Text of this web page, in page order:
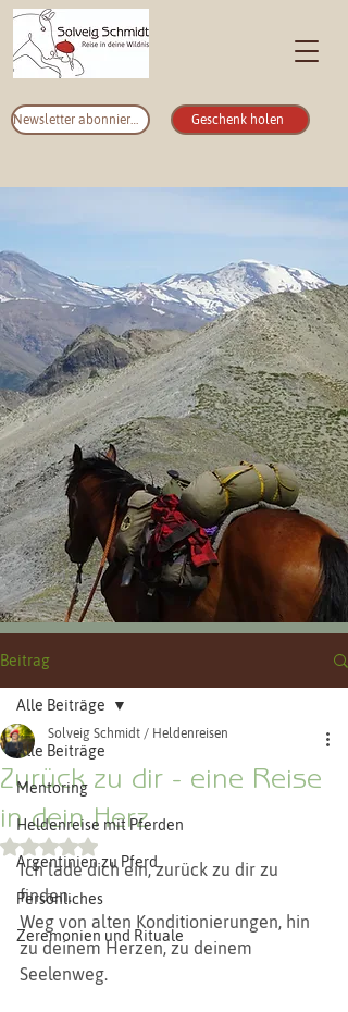
Newsletter abonnieren Geschenk holen
Beitrag
Alle Beiträge
Mentoring
Heldenreise mit Pferden
Argentinien zu Pferd
Persönliches
Zeremonien und Rituale
Alle Beiträge
Zurück zu dir - eine Reise
in dein Herz
Solveig Schmidt / Heldenreisen
Mit NaN von 5 Sternen bewertet.
Ich lade dich ein, zurück zu dir zu
finden.
Weg von alten Konditionierungen, hin
zu deinem Herzen, zu deinem
Seelenweg.